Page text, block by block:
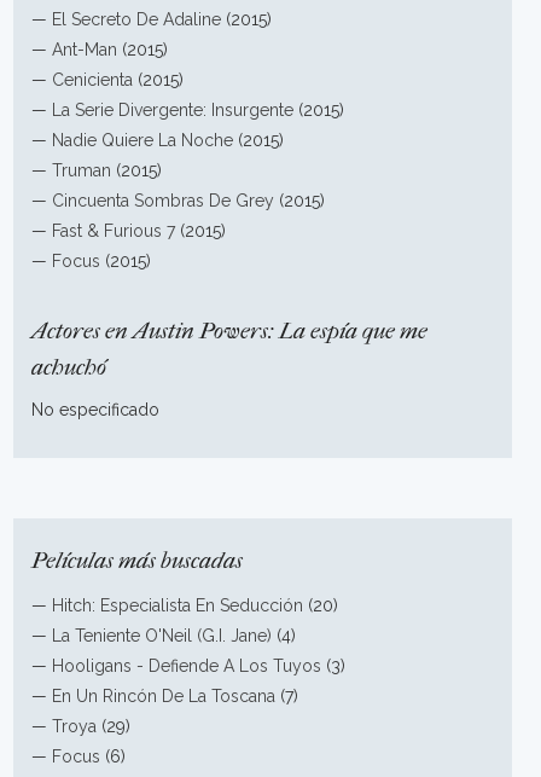
— El Secreto De Adaline (2015)
—Ant-Man (2015)
— Cenicienta (2015)
—
La Serie Divergente: Insurgente (2015)
— Nadie Quiere La Noche (2015)
—Truman (2015)
— Cincuenta Sombras De Grey (2015)
— Fast & Furious 7 (2015)
— Focus (2015)
Actores en Austin Powers: La espía que me
achuchó
No especificado
Películas más buscadas
— Hitch: Especialista En Seducción (20)
—
La Teniente O'Neil (G.I. Jane) (4)
— Hooligans - Defiende A Los Tuyos (3)
— En Un Rincón De La Toscana (7)
—Troya (29)
— Focus (6)